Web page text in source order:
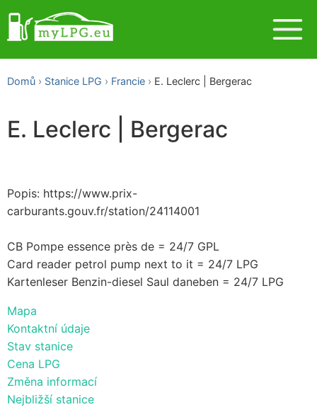
Domů Stanice LPG Francie E. Leclerc | Bergerac
E. Leclerc | Bergerac
Popis: https://www.prix-
carburants.gouv.fr/station/24114001
CB Pompe essence près de = 24/7 GPL
Card reader petrol pump next to it = 24/7 LPG
Kartenleser Benzin-diesel Saul daneben = 24/7 LPG
Mapa
Kontaktní údaje
Stav stanice
Cena LPG
Změna informací
Nejbližší stanice